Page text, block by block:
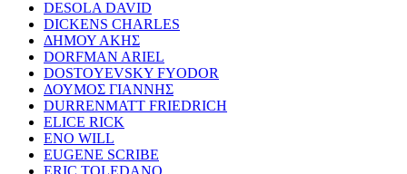
DESOLA DAVID
DICKENS CHARLES
ΔΗΜΟΥ ΑΚΗΣ
DORFMAN ARIEL
DOSTOYEVSKY FYODOR
ΔΟΥΜΟΣ ΓΙΑΝΝΗΣ
DURRENMATT FRIEDRICH
ELICE RICK
ENO WILL
EUGENE SCRIBE
ERIC TOLEDANO